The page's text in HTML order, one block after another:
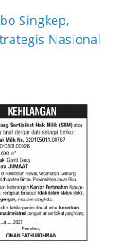
Singkep,
Nasional